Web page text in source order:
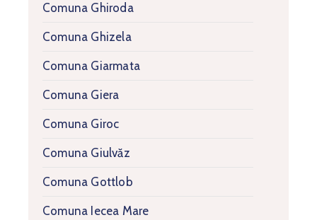
Comuna Ghiroda
Comuna Ghizela
Comuna Giarmata
Comuna Giera
Comuna Giroc
Comuna Giulvăz
Comuna Gottlob
Comuna Iecea Mare